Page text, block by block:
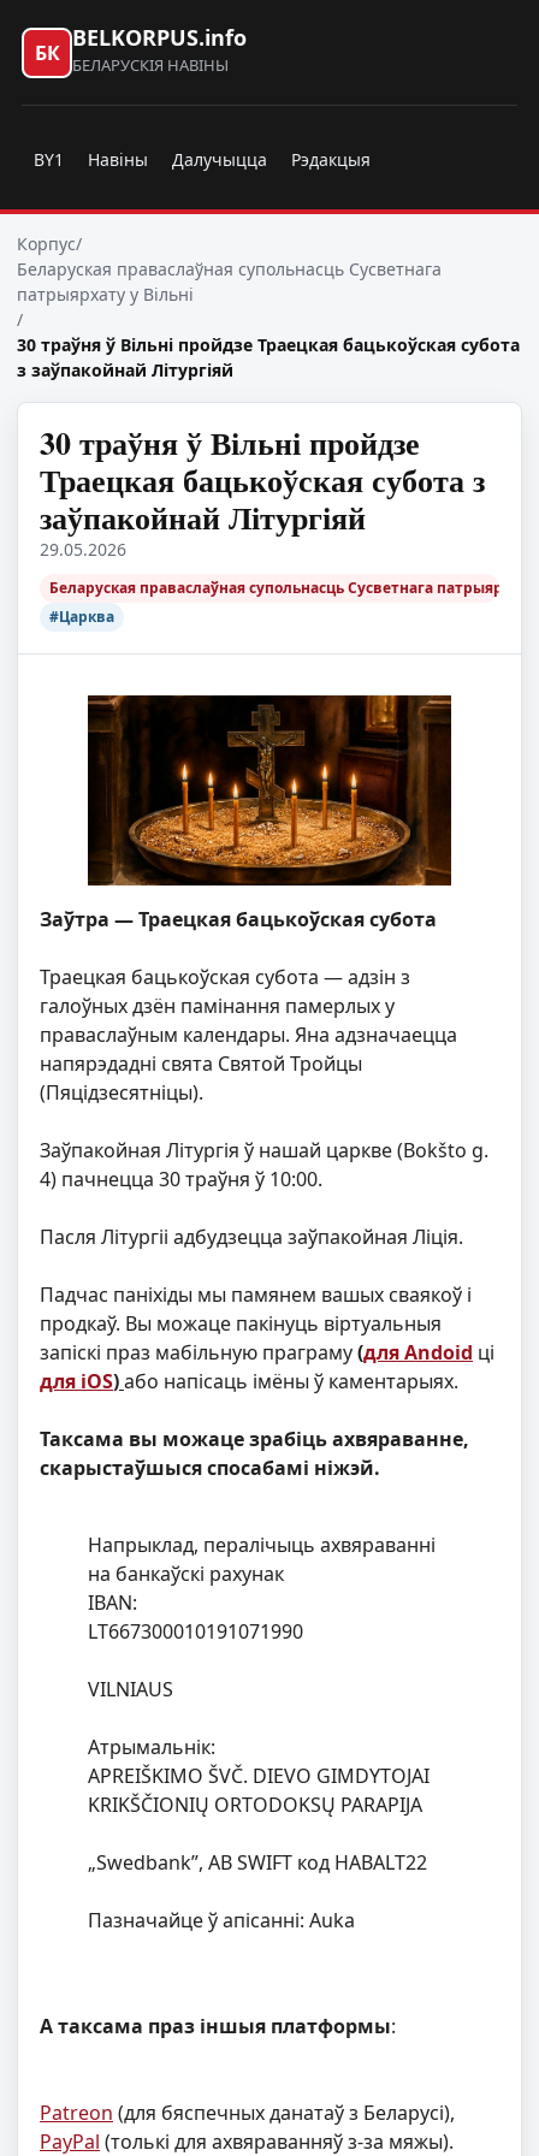
БК
BELKORPUS.info
БЕЛАРУСКІЯ НАВІНЫ
BY1 Навіны Далучыцца Рэдакцыя
Корпус/
Беларуская праваслаўная супольнасць Сусветнага
патрыярхату у Вільні
/
30 траўня ў Вільні пройдзе Траецкая бацькоўская субота
з заўпакойнай Літургіяй
30 траўня ў Вільні пройдзе
Траецкая бацькоўская субота з
заўпакойнай Літургіяй
29.05.2026
Беларуская праваслаўная супольнасць Сусветнага патрыярхату
#Царква
Заўтра — Траецкая бацькоўская субота
Траецкая бацькоўская субота — адзін з
галоўных дзён памінання памерлых у
праваслаўным календары. Яна адзначаецца
напярэдадні свята Святой Тройцы
(Пяцідзесятніцы).
Заўпакойная Літургія ў нашай царкве (Bokšto g.
4) пачнецца 30 траўня ў 10:00.
Пасля Літургіі адбудзецца заўпакойная Ліція.
Падчас паніхіды мы памянем вашых сваякоў і
продкаў. Вы можаце пакінуць віртуальныя
запіскі праз мабільную праграму(для Andoid ці
для iOS)або напісаць імёны ў каментарыях.
Таксама вы можаце зрабіць ахвяраванне,
скарыстаўшыся спосабамі ніжэй.
Напрыклад, пералічыць ахвяраванні
на банкаўскі рахунак
IBAN:
LT667300010191071990
VILNIAUS
Атрымальнік:
APREIŠKIMO ŠVČ. DIEVO GIMDYTOJAI
KRIKŠČIONIŲ ORTODOKSŲ PARAPIJA
„Swedbank”, AB SWIFT код HABALT22
Пазначайце ў апісанні: Аuka
А таксама праз іншыя платформы:
Patreon (для бяспечных данатаў з Беларусі),
PayPal (толькі для ахвяраванняў з-за мяжы).